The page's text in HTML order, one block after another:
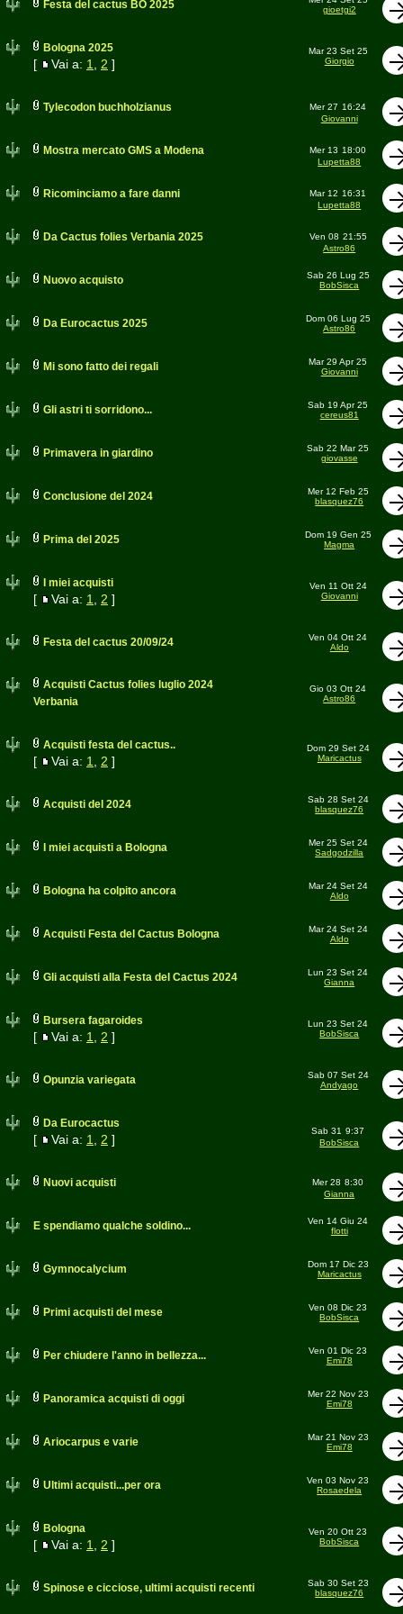
Festa del cactus BO 2025
gioetgi2
Bologna 2025
[ Vai a: 1 2 ]
Mar 23 Set 25
Giorgio
Tylecodon buchholzianus Mer 27 16:24
Giovanni
Mostra mercato GMS a Modena Mer 13 18:00
Lupetta88
Ricominciamo a fare danni Mar 12 16:31
Lupetta88
Da Cactus folies Verbania 2025 Ven 08 21:55
Astro86
Nuovo acquisto
Sab 26 Lug 25
BobSisca
Da Eurocactus 2025
Dom 06 Lug 25
Astro86
Mi sono fatto dei regali
Mar 29 Apr 25
Giovanni
Gli astri ti sorridono...
Sab 19 Apr 25
cereus81
Primavera in giardino
Sab 22 Mar 25
giovasse
Conclusione del 2024
Mer 12 Feb 25
blasquez76
Prima del 2025
Dom 19 Gen 25
Magma
I miei acquisti
[ Vai a: 1 2 ]
Ven 11 Ott 24
Giovanni
Festa del cactus 20/09/24
Ven 04 Ott 24
Aldo
Acquisti Cactus folies luglio 2024
Verbania
Gio 03 Ott 24
Astro86
Acquisti festa del cactus..
[ Vai a: 1 2 ]
Dom 29 Set 24
Maricactus
Acquisti del 2024
Sab 28 Set 24
blasquez76
I miei acquisti a Bologna
Mer 25 Set 24
Sadgodzilla
Bologna ha colpito ancora
Mar 24 Set 24
Aldo
Acquisti Festa del Cactus Bologna
Mar 24 Set 24
Aldo
Gli acquisti alla Festa del Cactus 2024
Lun 23 Set 24
Gianna
Bursera fagaroides
[ Vai a: 1 2 ]
Lun 23 Set 24
BobSisca
Opunzia variegata
Sab 07 Set 24
Andyago
Da Eurocactus
[ Vai a: 1 2 ]
Sab 31 9:37
BobSisca
Nuovi acquisti Mer 28 8:30
Gianna
E spendiamo qualche soldino...
Ven 14 Giu 24
flotti
Gymnocalycium
Dom 17 Dic 23
Maricactus
Primi acquisti del mese
Ven 08 Dic 23
BobSisca
Per chiudere l'anno in bellezza...
Ven 01 Dic 23
Emi78
Panoramica acquisti di oggi
Mer 22 Nov 23
Emi78
Ariocarpus e varie
Mar 21 Nov 23
Emi78
Ultimi acquisti...per ora
Ven 03 Nov 23
Rosaedela
Bologna
[ Vai a: 1 2 ]
Ven 20 Ott 23
BobSisca
Spinose e cicciose, ultimi acquisti recenti
Sab 30 Set 23
blasquez76